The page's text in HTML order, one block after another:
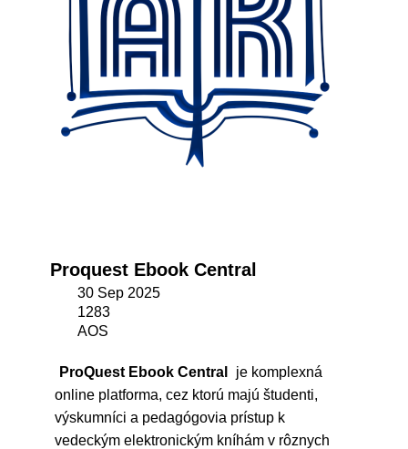
Proquest Ebook Central
30 Sep 2025
1283
AOS
ProQuest Ebook Central
je komplexná
online platforma, cez ktorú majú študenti,
výskumníci a pedagógovia prístup k
vedeckým elektronickým kníhám v rôznych